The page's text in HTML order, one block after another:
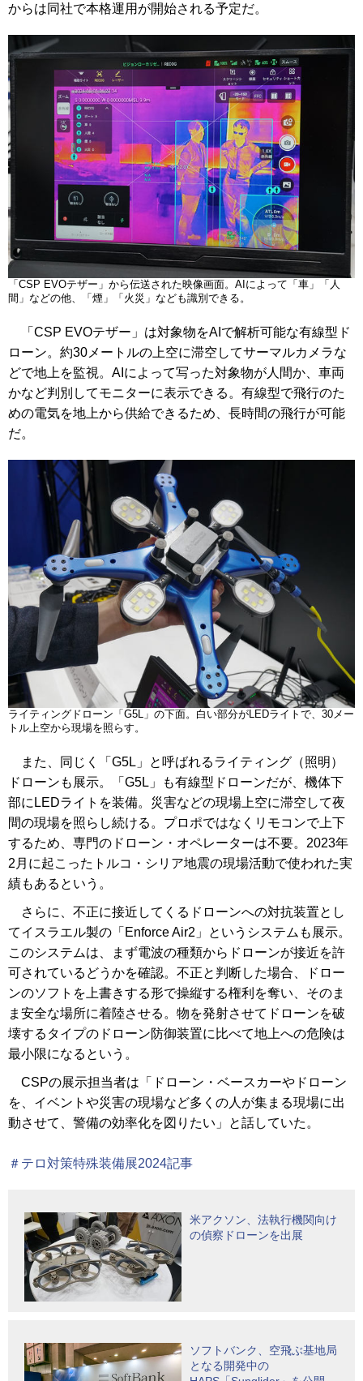
からは同社で本格運用が開始される予定だ。
「CSP EVOテザー」から伝送された映像画面。AIによって「車」「人
間」などの他、「煙」「火災」なども識別できる。
「CSP EVOテザー」は対象物をAIで解析可能な有線型ド
ローン。約30メートルの上空に滞空してサーマルカメラな
どで地上を監視。AIによって写った対象物が人間か、車両
かなど判別してモニターに表示できる。有線型で飛行のた
めの電気を地上から供給できるため、長時間の飛行が可能
だ。
ライティングドローン「G5L」の下面。白い部分がLEDライトで、30メー
トル上空から現場を照らす。
また、同じく「G5L」と呼ばれるライティング（照明）
ドローンも展示。「G5L」も有線型ドローンだが、機体下
部にLEDライトを装備。災害などの現場上空に滞空して夜
間の現場を照らし続ける。プロポではなくリモコンで上下
するため、専門のドローン・オペレーターは不要。2023年
2月に起こったトルコ・シリア地震の現場活動で使われた実
績もあるという。
さらに、不正に接近してくるドローンへの対抗装置とし
てイスラエル製の「Enforce Air2」というシステムも展示。
このシステムは、まず電波の種類からドローンが接近を許
可されているどうかを確認。不正と判断した場合、ドロー
ンのソフトを上書きする形で操縦する権利を奪い、そのま
ま安全な場所に着陸させる。物を発射させてドローンを破
壊するタイプのドローン防御装置に比べて地上への危険は
最小限になるという。
CSPの展示担当者は「ドローン・ベースカーやドローン
を、イベントや災害の現場など多くの人が集まる現場に出
動させて、警備の効率化を図りたい」と話していた。
＃テロ対策特殊装備展2024記事
米アクソン、法執行機関向け
の偵察ドローンを出展
ソフトバンク、空飛ぶ基地局
となる開発中の